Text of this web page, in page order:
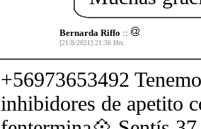
Bernarda Riffo ::
[21/8/2021] 21:36 Hrs.
+56973653492
inhibidores de apetito